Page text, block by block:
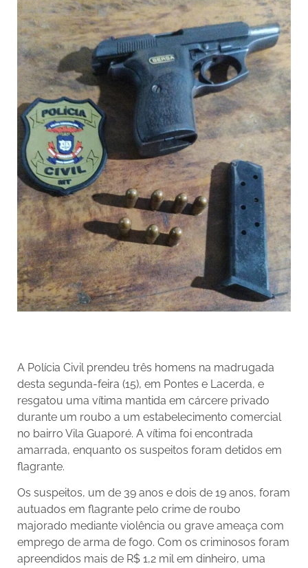
A Polícia Civil prendeu três homens na madrugada
desta segunda-feira (15), em Pontes e Lacerda, e
resgatou uma vítima mantida em cárcere privado
durante um roubo a um estabelecimento comercial
no bairro Vila Guaporé. A vítima foi encontrada
amarrada, enquanto os suspeitos foram detidos em
flagrante.
Os suspeitos, um de 39 anos e dois de 19 anos, foram
autuados em flagrante pelo crime de roubo
majorado mediante violência ou grave ameaça com
emprego de arma de fogo. Com os criminosos foram
apreendidos mais de R$ 1,2 mil em dinheiro, uma